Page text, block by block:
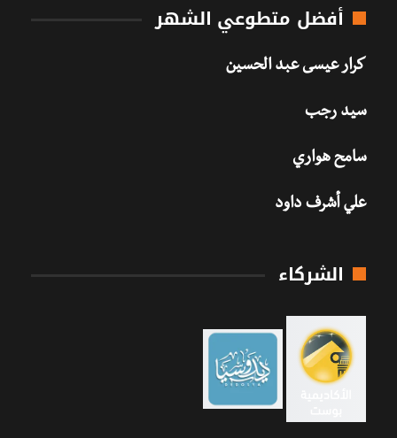
أفضل متطوعي الشهر
كرار عيسى عبد الحسين
سيد رجب
سامح هواري
علي أشرف داود
الشركاء